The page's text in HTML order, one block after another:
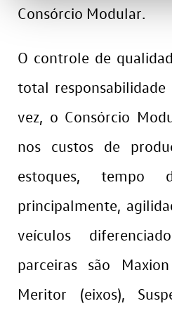
Consórcio Modular.
O controle de
total responsabilidade
vez, o Consórcio
nos custos de
estoques, tempo
principalmente,
veículos
parceiras são
Meritor (eixos),